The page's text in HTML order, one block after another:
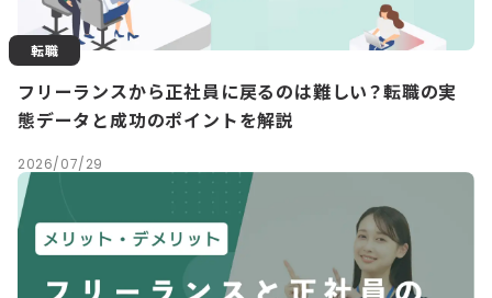
転職
フリーランスから正社員に戻るのは難しい？転職の実
態データと成功のポイントを解説
2026/07/29